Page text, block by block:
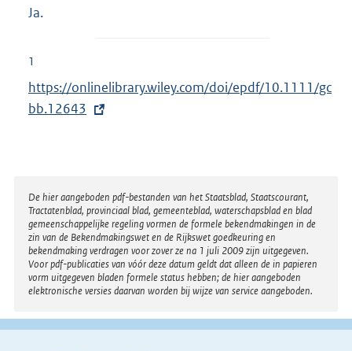
Ja.
1
E
x
n
e
l
i
n
k
:
https://onlinelibrary.wiley.com/doi/epdf/10.1111/gc
bb.12643
Disclaimer
De hier aangeboden pdf-bestanden van het Staatsblad, Staatscourant,
Tractatenblad, provinciaal blad, gemeenteblad, waterschapsblad en blad
gemeenschappelijke regeling vormen de formele bekendmakingen in de
zin van de Bekendmakingswet en de Rijkswet goedkeuring en
bekendmaking verdragen voor zover ze na 1 juli 2009 zijn uitgegeven.
Voor pdf-publicaties van vóór deze datum geldt dat alleen de in papieren
vorm uitgegeven bladen formele status hebben; de hier aangeboden
elektronische versies daarvan worden bij wijze van service aangeboden.